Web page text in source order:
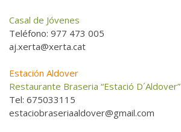
Casal de Jóvenes
Teléfono: 977 473 005
aj.xerta@xerta.cat
Estación Aldover
Restaurante Braseria “Estació D´Aldover”
Tel: 675033115
estaciobraseriaaldover@gmail.com